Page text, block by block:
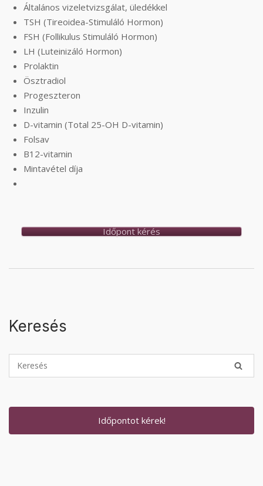
Általános vizeletvizsgálat, üledékkel
TSH (Tireoidea-Stimuláló Hormon)
FSH (Follikulus Stimuláló Hormon)
LH (Luteinizáló Hormon)
Prolaktin
Ösztradiol
Progeszteron
Inzulin
D-vitamin (Total 25-OH D-vitamin)
Folsav
B12-vitamin
Mintavétel díja
Időpont kérés
Keresés
Időpontot kérek!